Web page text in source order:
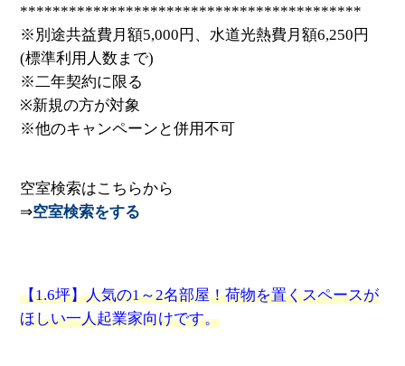
******************************************
※別途共益費月額5,000円、水道光熱費月額6,250円
(標準利用人数まで)
※二年契約に限る
※新規の方が対象
※他のキャンペーンと併用不可
空室検索はこちらから
⇒空室検索をする
【1.6坪】人気の1～2名部屋！荷物を置くスペースが
ほしい一人起業家向けです。